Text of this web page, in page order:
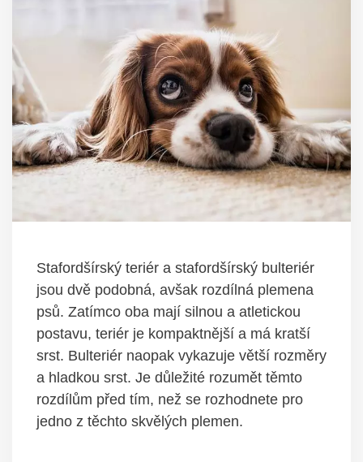
Stafordšírský teriér a stafordšírský bulteriér
jsou dvě podobná, avšak rozdílná plemena
psů. Zatímco oba mají silnou a atletickou
postavu, teriér je kompaktnější a má kratší
srst. Bulteriér naopak vykazuje větší rozměry
a hladkou srst. Je důležité rozumět těmto
rozdílům před tím, než se rozhodnete pro
jedno z těchto skvělých plemen.